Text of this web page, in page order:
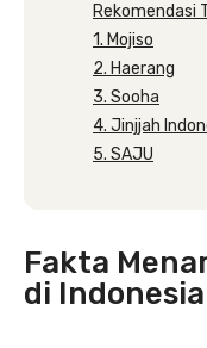
Rekomendasi
1. Mojiso
2. Haerang
3. Sooha
4. Jinjjah
5. SAJU
Fakta
di Indonesia